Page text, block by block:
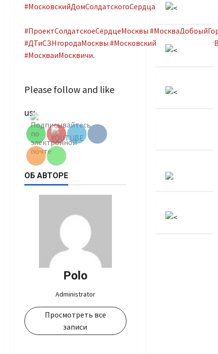
#МосковскийДомСолдатскогоСердца
#ПроектСолдатскоеСердцеМосквы
#ДТиСЗНгородаМосквы
#МоскваиМосквичи.
Please follow and like
us:Channel ID
ОБ АВТОРЕ
Polo
Administrator
Просмотреть все
записи